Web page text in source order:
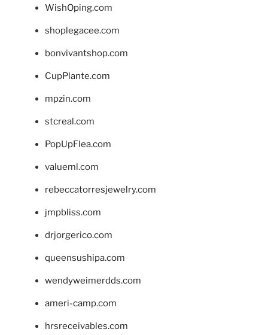
WishOping.com
shoplegacee.com
bonvivantshop.com
CupPlante.com
mpzin.com
stcreal.com
PopUpFlea.com
valueml.com
rebeccatorresjewelry.com
jmpbliss.com
drjorgerico.com
queensushipa.com
wendyweimerdds.com
ameri-camp.com
hrsreceivables.com